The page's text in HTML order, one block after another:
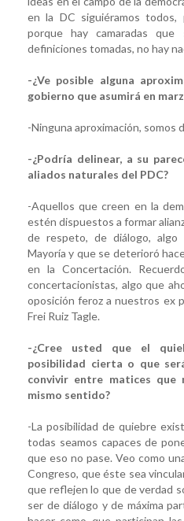
en la DC siguiéramos
porque hay camaradas
definiciones tomadas, no hay
-¿Ve posible alguna
gobierno que asumirá en
-Ninguna aproximación, somos
-¿Podría delinear, a su
aliados naturales del PDC?
-Aquellos que creen en la
estén dispuestos a formar
de respeto, de diálogo,
Mayoría y que se deterioró
en la Concertación.
concertacionistas, algo que
oposición feroz a nuestros ex
Frei Ruiz Tagle.
-¿Cree usted que el
posibilidad cierta o que
convivir entre matices que
mismo sentido?
-La posibilidad de quiebre
todas seamos capaces de
que eso no pase. Veo como
Congreso, que éste sea
que reflejen lo que de verdad
ser de diálogo y de máxima